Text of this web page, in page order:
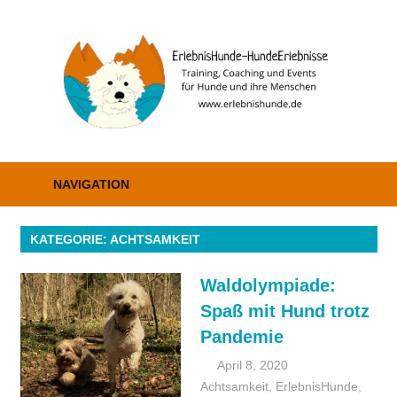
Coaching
Events
NAVIGATION
KATEGORIE: ACHTSAMKEIT
Waldolympiade:
Spaß mit Hund trotz
Pandemie
April 8, 2020
Christiane2019
Achtsamkeit, ErlebnisHunde,